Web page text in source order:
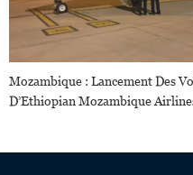
Mozambique : Lancement Des
D’Ethiopian Mozambique